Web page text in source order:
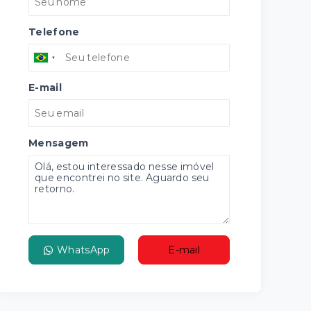
Telefone
E-mail
Mensagem
WhatsApp E-mail